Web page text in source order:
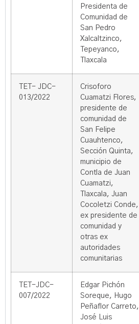
Presidenta de
Comunidad de
San Pedro
Xalcaltzinco,
Tepeyanco,
Tlaxcala
TET- JDC-
013/2022
Crisoforo
Cuamatzi Flores,
presidente de
comunidad de
San Felipe
Cuauhtenco,
Sección Quinta,
municipio de
Contla de Juan
Cuamatzi,
Tlaxcala, Juan
Cocoletzi Conde,
ex presidente de
comunidad y
otras ex
autoridades
comunitarias
TET-JDC-
007/2022
Edgar Pichón
Soreque, Hugo
Peñaflor Carreto,
José Luis